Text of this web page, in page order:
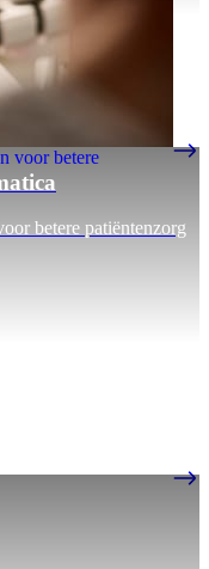
betere patiëntenzorg